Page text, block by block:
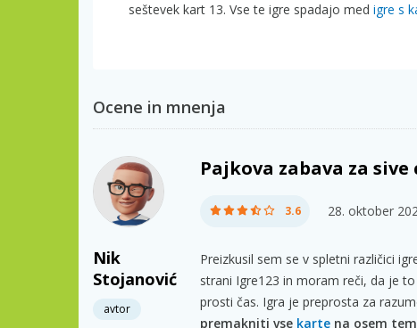
seštevek kart 13. Vse te igre spadajo med igre s
Ocene in mnenja
Nik
Stojanović
avtor
Pajkova zabava za sive
3.6 28. oktober
Preizkusil sem se v spletni različici
strani Igre123 in moram reči, da je
prosti čas. Igra je preprosta za
premakniti vse karte na osem